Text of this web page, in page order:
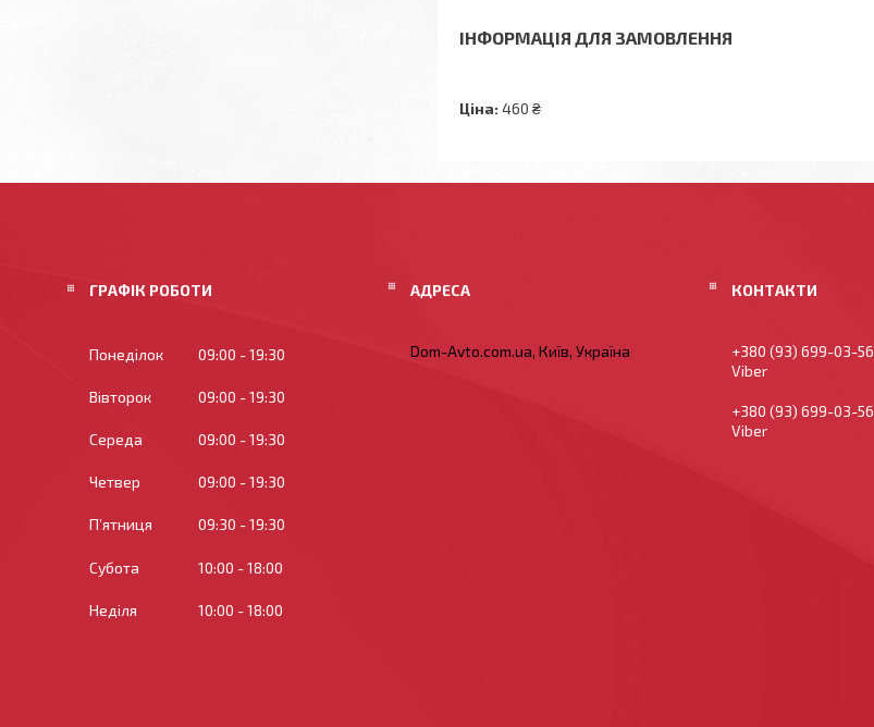
ІНФОРМАЦІЯ ДЛЯ ЗАМОВЛЕННЯ
Ціна: 460 ₴
ГРАФІК РОБОТИ
Понеділок 09:00 19:30
Вівторок 09:00 19:30
Середа 09:00 19:30
Четвер 09:00 19:30
Пʼятниця 09:30 19:30
Субота 10:00 18:00
Неділя 10:00 18:00
Dom-Avto.com.ua, Київ, Україна
+380 (93) 699-03-56
Viber
+380 (93) 699-03-56
Viber